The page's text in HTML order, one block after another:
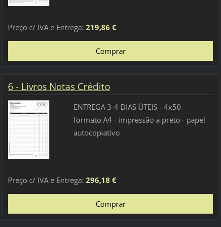
Preço c/ IVA e Entrega: 219,86 €
6 - Livros Notas Crédito
ENTREGA 3-4 DIAS ÚTEIS - 4x50 -
formato A4 - impressão a preto - papel
autocopiativo
Preço c/ IVA e Entrega: 296,18 €